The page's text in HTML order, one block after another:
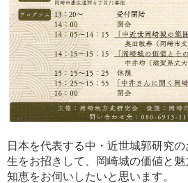
日本を代表する中・近世城郭研究
生をお招きして、岡崎城の価値と
知恵をお伺いしたいと思います。